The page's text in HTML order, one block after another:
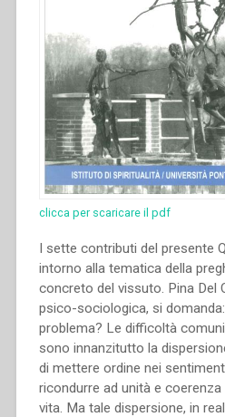
clicca per scaricare il pdf
I sette contributi del presente
intorno alla tematica della
concreto del vissuto. Pina Del
psico-sociologica, si
problema? Le difficoltà
sono innanzitutto la
di mettere ordine nei
ricondurre ad unità e
vita. Ma tale dispersione, in